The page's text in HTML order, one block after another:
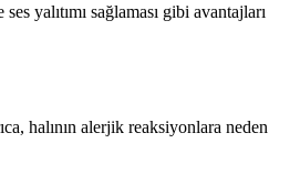
yalıtımı sağlaması gibi avantajları
halının alerjik reaksiyonlara neden